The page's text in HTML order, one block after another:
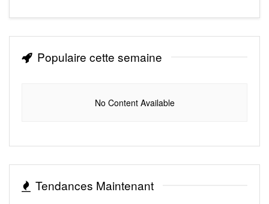
Populaire cette semaine
No Content Available
Tendances Maintenant